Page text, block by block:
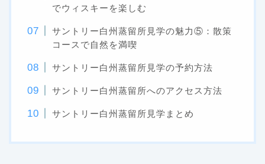
でウィスキーを楽しむ
サントリー白州蒸留所見学の魅力⑤：散策
コースで自然を満喫
サントリー白州蒸留所見学の予約方法
サントリー白州蒸留所へのアクセス方法
サントリー白州蒸留所見学まとめ